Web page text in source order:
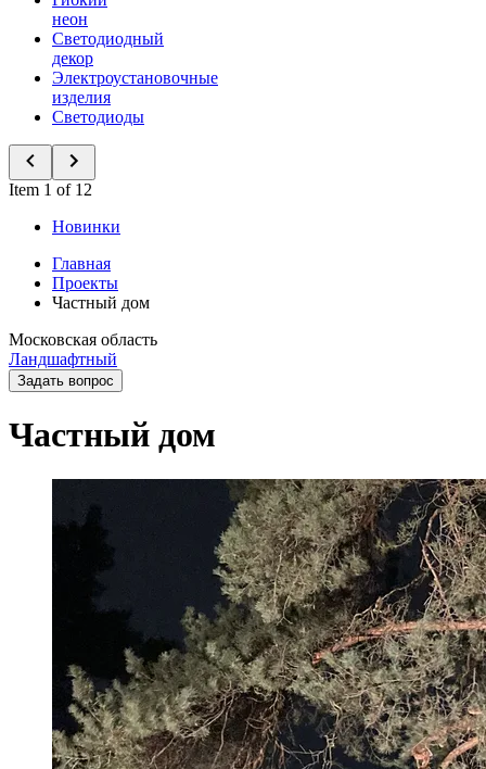
неон
Светодиодный
декор
Электроустановочные
изделия
Светодиоды
Item 1 of 12
Новинки
Главная
Проекты
Частный дом
Московская область
Ландшафтный
Задать вопрос
Частный дом